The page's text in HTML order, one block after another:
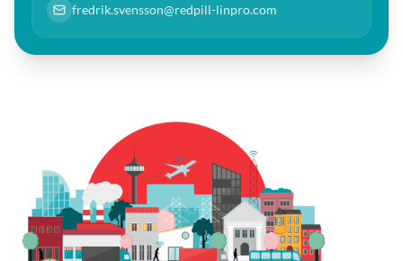
fredrik.svensson@redpill-linpro.com